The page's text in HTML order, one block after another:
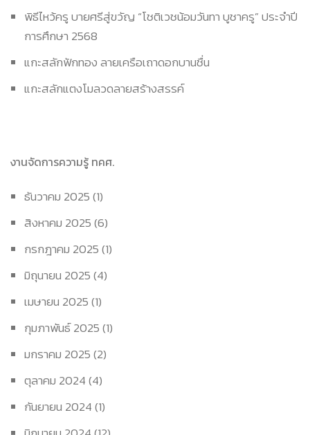
พิธีไหว้ครู บายศรีสู่ขวัญ “โชติเวชน้อมวันทา บูชาครู” ประจำปี
การศึกษา 2568
แกะสลักฟักทอง ลายเครือเถาดอกบานชื่น
แกะสลักแตงโมลวดลายสร้างสรรค์
งานจัดการความรู้ ทคศ.
ธันวาคม 2025(1)
สิงหาคม 2025(6)
กรกฎาคม 2025(1)
มิถุนายน 2025(4)
เมษายน 2025(1)
กุมภาพันธ์ 2025(1)
มกราคม 2025(2)
ตุลาคม 2024(4)
กันยายน 2024(1)